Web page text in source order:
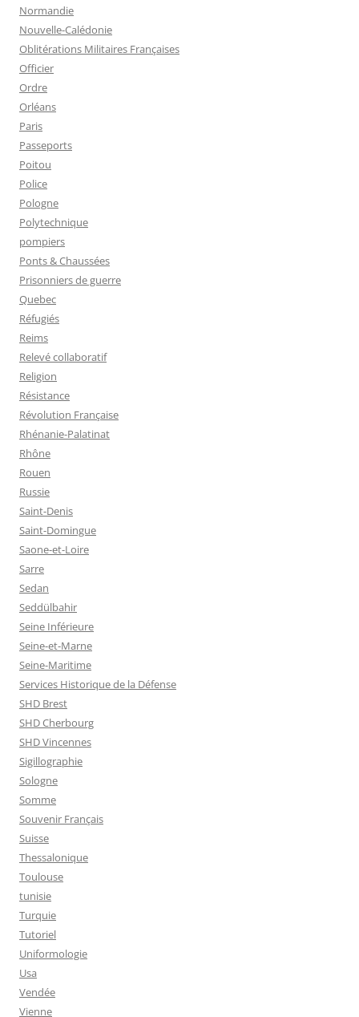
Normandie
Nouvelle-Calédonie
Oblitérations Militaires Françaises
Officier
Ordre
Orléans
Paris
Passeports
Poitou
Police
Pologne
Polytechnique
pompiers
Ponts & Chaussées
Prisonniers de guerre
Quebec
Réfugiés
Reims
Relevé collaboratif
Religion
Résistance
Révolution Française
Rhénanie-Palatinat
Rhône
Rouen
Russie
Saint-Denis
Saint-Domingue
Saone-et-Loire
Sarre
Sedan
Seddülbahir
Seine Inférieure
Seine-et-Marne
Seine-Maritime
Services Historique de la Défense
SHD Brest
SHD Cherbourg
SHD Vincennes
Sigillographie
Sologne
Somme
Souvenir Français
Suisse
Thessalonique
Toulouse
tunisie
Turquie
Tutoriel
Uniformologie
Usa
Vendée
Vienne